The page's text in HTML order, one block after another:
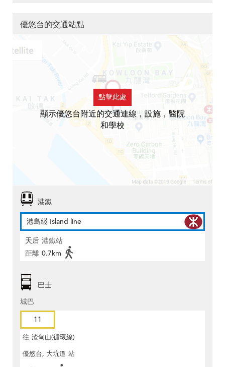
優悠台的交通站點
點擊此處
顯示優悠台附近的交通連線，設施，醫院
和學校
港鐵
港島綫 Island line
天后 港鐵站
距離 0.7km
巴士
城巴
11
往 渣甸山(循環線)
優悠台, 大坑道 站